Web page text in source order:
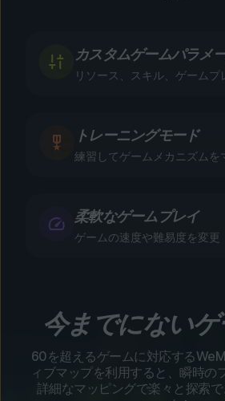
カスタムゲームパラメ
リソース、スキル、ゲームプ
トレーニングモード
練習してゲームメカニズムを
柔軟なゲームプレイ
ゲームの速度や難易度を変更
今までにない
60を超えるゲームに対応する
ィブマップを利用すると、瞬時の
詳細なマッピングで楽々と探索